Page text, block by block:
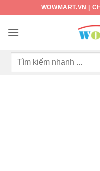
nội
WOWMART.VN |
Tìm